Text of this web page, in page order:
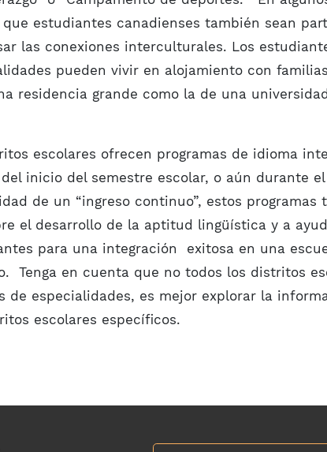
estudiantes canadienses también sean
las conexiones interculturales. Los
pueden vivir en alojamiento con
residencia grande como la de una
escolares ofrecen programas de idioma
inicio del semestre escolar, o aún durante
de un “ingreso continuo”, estos programas
el desarrollo de la aptitud lingüística y a
para una integración exitosa en una
Tenga en cuenta que no todos los distritos
de especialidades, es mejor explorar la
escolares específicos.